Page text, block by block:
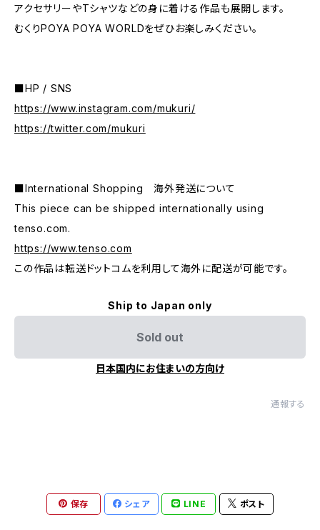
アクセサリーやTシャツなどの身に着ける作品も展開します。
むくりPOYA POYA WORLDをぜひお楽しみください。
■HP / SNS
https://www.instagram.com/mukuri/
https://twitter.com/mukuri
■International Shopping 海外発送について
This piece can be shipped internationally using
tenso.com.
https://www.tenso.com
この作品は転送ドットコムを利用して海外に配送が可能です。
Ship to Japan only
Sold out
日本国内にお住まいの方向け
通報する
保存 シェア LINE ポスト